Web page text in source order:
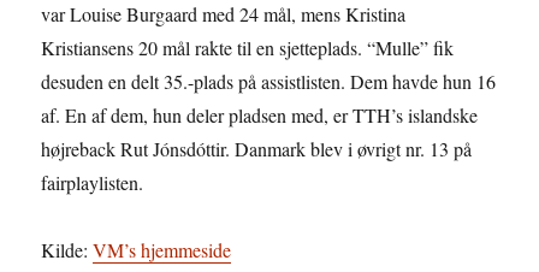
var Louise Burgaard med 24 mål, mens Kristina
Kristiansens 20 mål rakte til en sjetteplads. “Mulle” fik
desuden en delt 35.-plads på assistlisten. Dem havde hun 16
af. En af dem, hun deler pladsen med, er TTH’s islandske
højreback Rut Jónsdóttir. Danmark blev i øvrigt nr. 13 på
fairplaylisten.
Kilde:VM’s hjemmeside